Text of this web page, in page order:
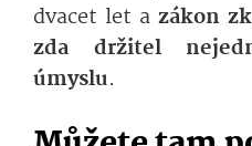
dvacet let a zákon
zda držitel
úmyslu.